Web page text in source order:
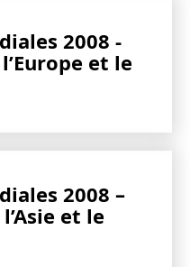
2008 -
et le
2008 –
et le